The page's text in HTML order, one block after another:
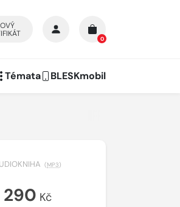
0
Témata BLESKmobil
(MP3)
290 Kč